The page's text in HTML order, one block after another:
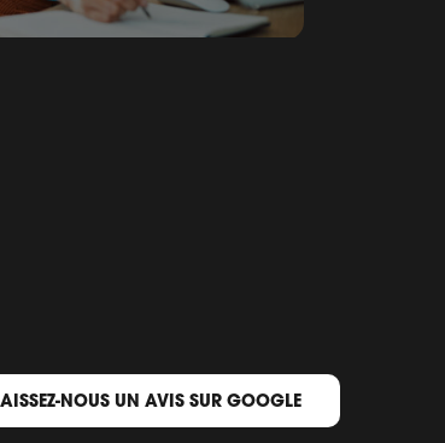
NOUS UN AVIS SUR GOOGLE